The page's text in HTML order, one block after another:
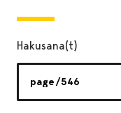
Hakusana(t)